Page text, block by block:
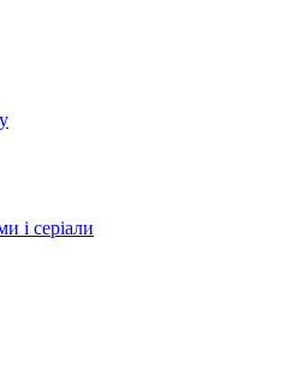
і серіали